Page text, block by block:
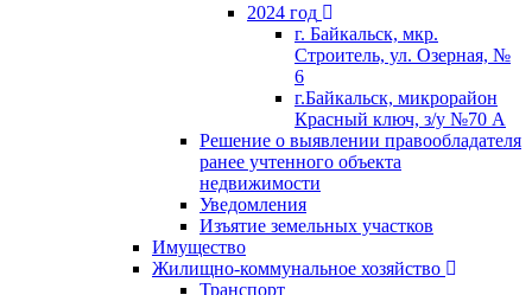
2024 год
г. Байкальск, мкр.
Строитель, ул. Озерная, №
6
г.Байкальск, микрорайон
Красный ключ, з/у №70 А
Решение о выявлении правообладателя
ранее учтенного объекта
недвижимости
Уведомления
Изъятие земельных участков
Имущество
Жилищно-коммунальное хозяйство
Транспорт